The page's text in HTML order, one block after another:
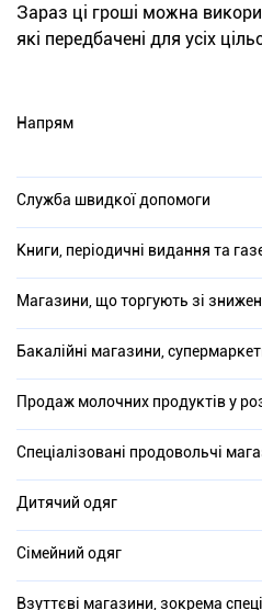
Зараз ці гроші можна
які передбачені для усіх
Напрям
Служба швидкої допомоги
Книги, періодичні видання та
Магазини, що торгують зі
Бакалійні магазини,
Продаж молочних продуктів у
Спеціалізовані продовольчі
Дитячий одяг
Сімейний одяг
Взуттєві магазини, зокрема